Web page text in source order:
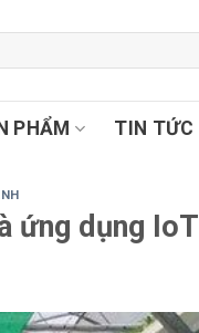
PHẨM TIN TỨC
ứng dụng IoT